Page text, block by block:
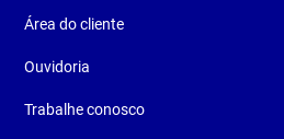
Área do cliente
Ouvidoria
Trabalhe conosco